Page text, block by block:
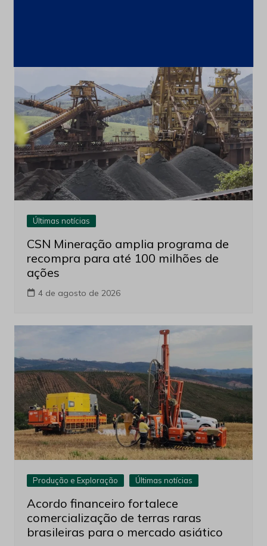
Últimas notícias
CSN Mineração amplia programa de
recompra para até 100 milhões de
ações
4 de agosto de 2026
Produção e Exploração Últimas notícias
Acordo financeiro fortalece
comercialização de terras raras
brasileiras para o mercado asiático